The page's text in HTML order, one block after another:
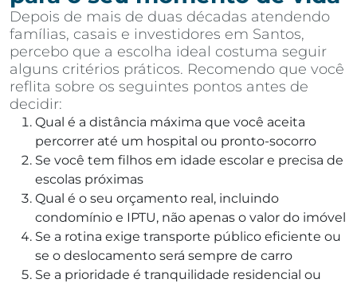
Depois de mais de duas décadas atendendo
famílias, casais e investidores em Santos,
percebo que a escolha ideal costuma seguir
alguns critérios práticos. Recomendo que você
reflita sobre os seguintes pontos antes de
decidir:
Qual é a distância máxima que você aceita
percorrer até um hospital ou pronto-socorro
Se você tem filhos em idade escolar e precisa de
escolas próximas
Qual é o seu orçamento real, incluindo
condomínio e IPTU, não apenas o valor do imóvel
Se a rotina exige transporte público eficiente ou
se o deslocamento será sempre de carro
Se a prioridade é tranquilidade residencial ou